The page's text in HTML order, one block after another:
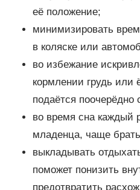
её положение;
минимизировать
в коляске или
во избежание
кормлении грудь или
подаётся поочерёдно
во время сна каждый
младенца, чаще
выкладывать
поможет понизить
предотвратить